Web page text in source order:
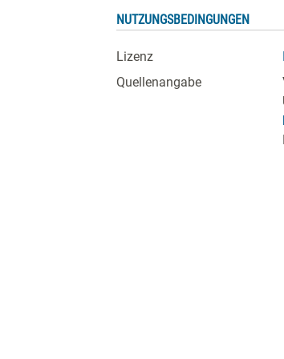
NUTZUNGSBEDINGUNGEN
Lizenz
Quellenangabe